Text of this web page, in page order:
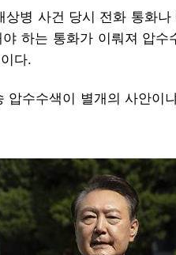
병 사건 당시 전화 통화나
하는 통화가 이뤄져 압수
다.
압수수색이 별개의 사안이